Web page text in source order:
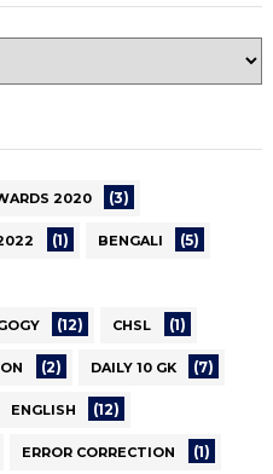
2020 (3)
(1) BENGALI (5)
(12) CHSL (1)
(2) DAILY 10 GK (7)
ENGLISH (12)
ERROR CORRECTION (1)